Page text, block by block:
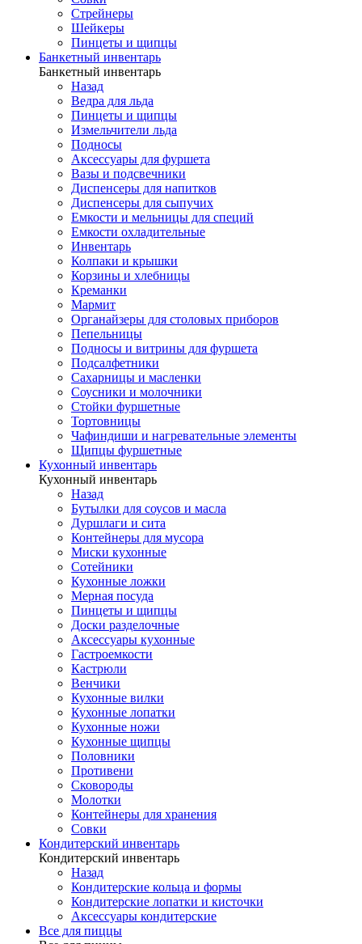
Стрейнеры
Шейкеры
Пинцеты и щипцы
Банкетный инвентарь
Банкетный инвентарь
Назад
Ведра для льда
Пинцеты и щипцы
Измельчители льда
Подносы
Аксессуары для фуршета
Вазы и подсвечники
Диспенсеры для напитков
Диспенсеры для сыпучих
Емкости и мельницы для специй
Емкости охладительные
Инвентарь
Колпаки и крышки
Корзины и хлебницы
Креманки
Мармит
Органайзеры для столовых приборов
Пепельницы
Подносы и витрины для фуршета
Подсалфетники
Сахарницы и масленки
Соусники и молочники
Стойки фуршетные
Тортовницы
Чафиндиши и нагревательные элементы
Щипцы фуршетные
Кухонный инвентарь
Кухонный инвентарь
Назад
Бутылки для соусов и масла
Дуршлаги и сита
Контейнеры для мусора
Миски кухонные
Сотейники
Кухонные ложки
Мерная посуда
Пинцеты и щипцы
Доски разделочные
Аксессуары кухонные
Гастроемкости
Кастрюли
Венчики
Кухонные вилки
Кухонные лопатки
Кухонные ножи
Кухонные щипцы
Половники
Противени
Сковороды
Молотки
Контейнеры для хранения
Совки
Кондитерский инвентарь
Кондитерский инвентарь
Назад
Кондитерские кольца и формы
Кондитерские лопатки и кисточки
Аксессуары кондитерские
Все для пиццы